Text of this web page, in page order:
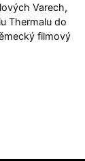
Varech,
Thermalu do
filmový